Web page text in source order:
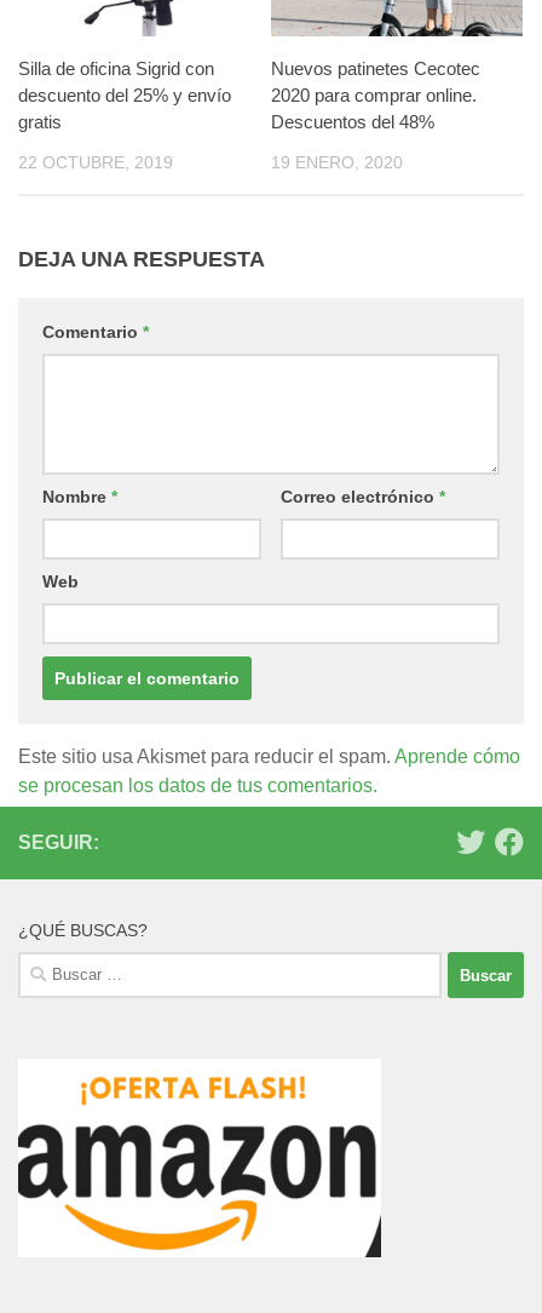
Silla de oficina Sigrid con
descuento del 25% y envío
gratis
22 OCTUBRE, 2019
Nuevos patinetes Cecotec
2020 para comprar online.
Descuentos del 48%
19 ENERO, 2020
DEJA UNA RESPUESTA
Comentario *
Nombre * Correo electrónico *
Web
Este sitio usa Akismet para reducir el spam. Aprende cómo
se procesan los datos de tus comentarios.
SEGUIR:
¿QUÉ BUSCAS?
Buscar: